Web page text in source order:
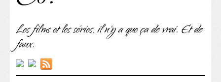
Les films et les séries, il n'y a que ça de vrai. Et de
faux.